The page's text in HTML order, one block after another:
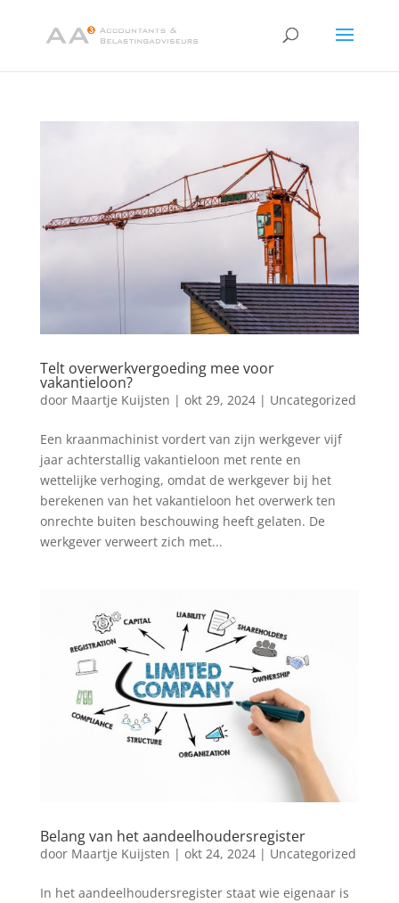
Telt overwerkvergoeding mee voor
vakantieloon?
door Maartje Kuijsten | okt 29, 2024| Uncategorized
Een kraanmachinist vordert van zijn werkgever vijf
jaar achterstallig vakantieloon met rente en
wettelijke verhoging, omdat de werkgever bij het
berekenen van het vakantieloon het overwerk ten
onrechte buiten beschouwing heeft gelaten. De
werkgever verweert zich met...
Belang van het aandeelhoudersregister
door Maartje Kuijsten | okt 24, 2024| Uncategorized
In het aandeelhoudersregister staat wie eigenaar is